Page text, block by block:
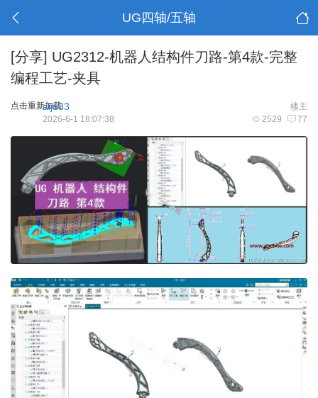
UG四轴/五轴
[分享] UG2312-机器人结构件刀路-第4款-完整
编程工艺-夹具
点击重新加载 楼主
aiju33
2529 77
2026-6-1 18:07:38